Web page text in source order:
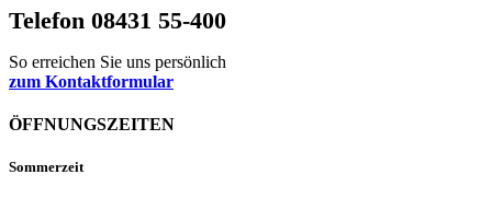
Telefon 08431 55-400
So erreichen Sie uns persönlich
zum Kontaktformular
ÖFFNUNGSZEITEN
Sommerzeit